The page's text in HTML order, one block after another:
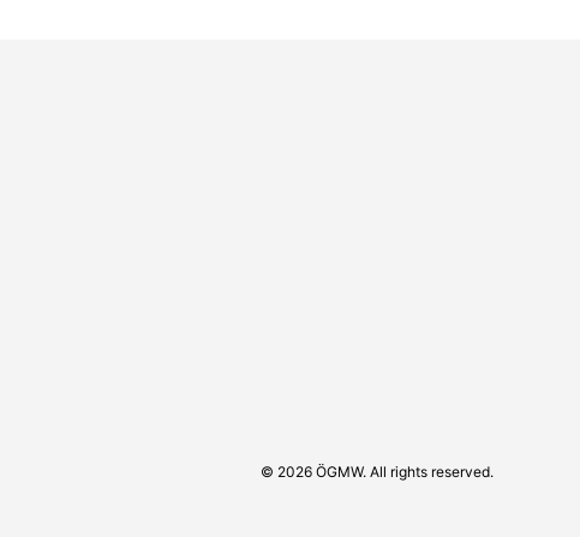
© 2026 ÖGMW. All rights reserved.